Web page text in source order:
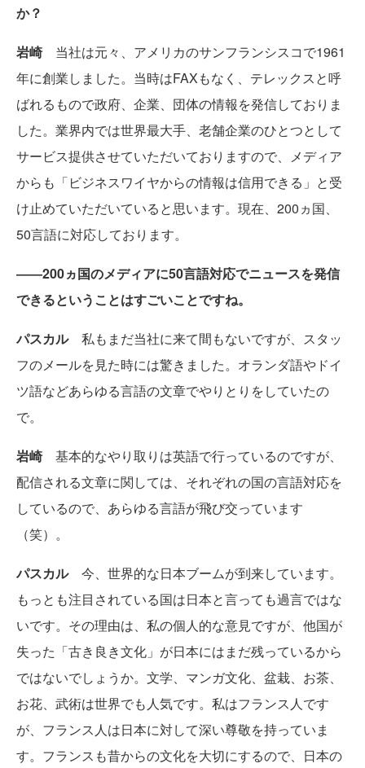
か？
岩崎当社は元々、アメリカのサンフランシスコで1961
年に創業しました。当時はFAXもなく、テレックスと呼
ばれるもので政府、企業、団体の情報を発信しておりま
した。業界内では世界最大手、老舗企業のひとつとして
サービス提供させていただいておりますので、メディア
からも「ビジネスワイヤからの情報は信用できる」と受
け止めていただいていると思います。現在、200ヵ国、
50言語に対応しております。
――200ヵ国のメディアに50言語対応でニュースを発信
できるということはすごいことですね。
パスカル私もまだ当社に来て間もないですが、スタッ
フのメールを見た時には驚きました。オランダ語やドイ
ツ語などあらゆる言語の文章でやりとりをしていたの
で。
岩崎基本的なやり取りは英語で行っているのですが、
配信される文章に関しては、それぞれの国の言語対応を
しているので、あらゆる言語が飛び交っています
（笑）。
パスカル今、世界的な日本ブームが到来しています。
もっとも注目されている国は日本と言っても過言ではな
いです。その理由は、私の個人的な意見ですが、他国が
失った「古き良き文化」が日本にはまだ残っているから
ではないでしょうか。文学、マンガ文化、盆栽、お茶、
お花、武術は世界でも人気です。私はフランス人です
が、フランス人は日本に対して深い尊敬を持っていま
す。フランスも昔からの文化を大切にするので、日本の